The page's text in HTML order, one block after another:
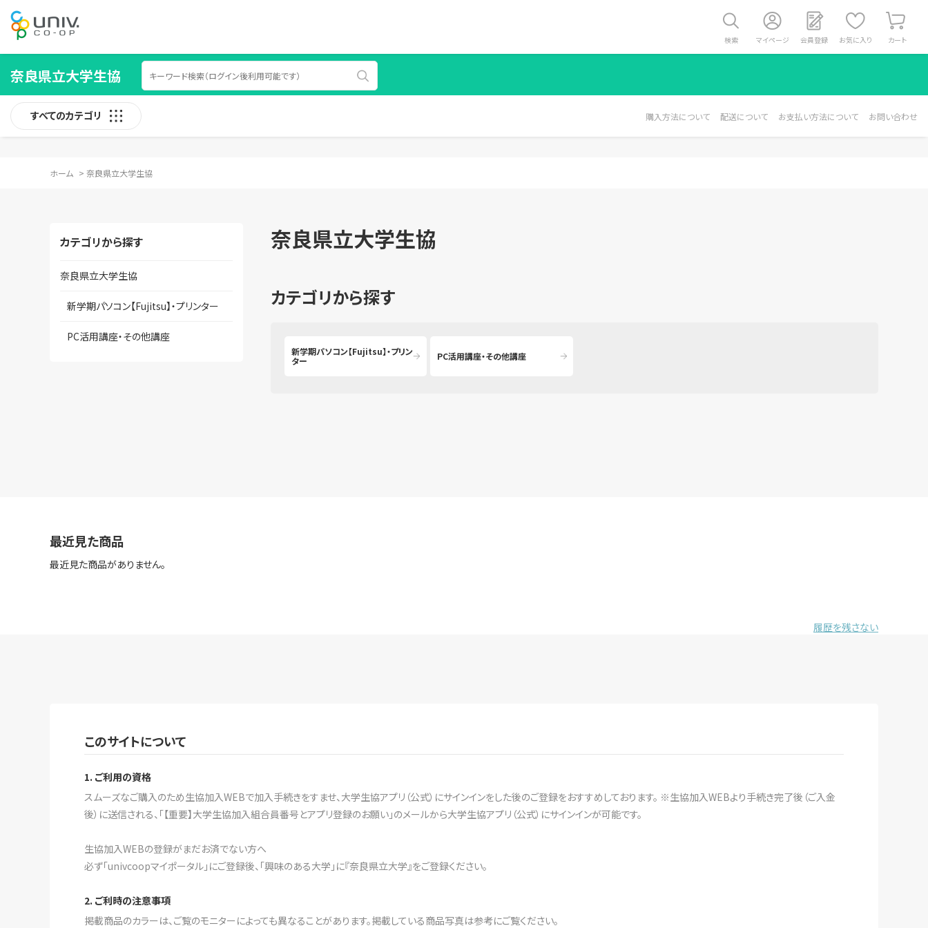
検索 マイページ 会員登録 お気に入り カート
奈良県立大学生協
すべてのカテゴリ 購入方法について 配送について お支払い方法について お問い合わせ
ホーム > 奈良県立大学生協
カテゴリから探す
奈良県立大学生協
新学期パソコン【Fujitsu】・プリンター
PC活用講座・その他講座
奈良県立大学生協
カテゴリから探す
新学期パソコン【Fujitsu】・プリン
ター
PC活用講座・その他講座
最近見た商品
最近見た商品がありません。
履歴を残さない
このサイトについて
1. ご利用の資格
スムーズなご購入のため生協加入WEBで加入手続きをすませ、大学生協アプリ（公式）にサインインをした後のご登録をおすすめしております。 ※生協加入WEBより手続き完了後（ご入金
後）に送信される、「【重要】大学生協加入組合員番号とアプリ登録のお願い」のメールから大学生協アプリ（公式）にサインインが可能です。
生協加入WEBの登録がまだお済でない方へ
必ず「univcoopマイポータル」にご登録後、「興味のある大学」に『奈良県立大学』をご登録ください。
2. ご利時の注意事項
掲載商品のカラーは、ご覧のモニターによっても異なることがあります。掲載している商品写真は参考にご覧ください。